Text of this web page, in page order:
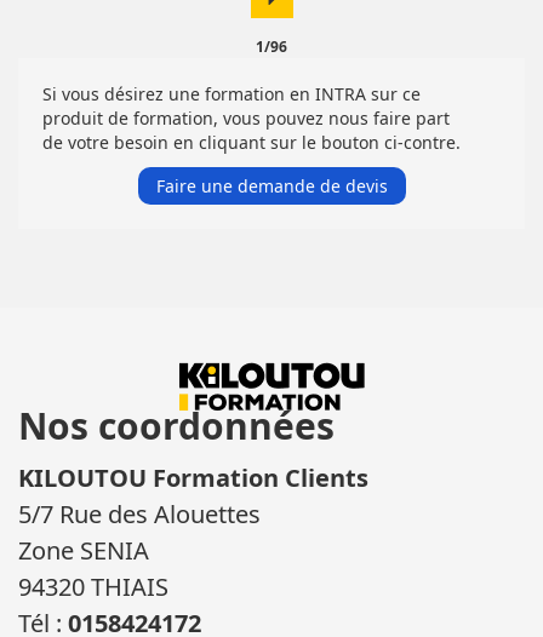
1/96
Si vous désirez une formation en INTRA sur ce
produit de formation, vous pouvez nous faire part
de votre besoin en cliquant sur le bouton ci-contre.
Faire une demande de devis
Nos coordonnées
KILOUTOU Formation Clients
5/7 Rue des Alouettes
Zone SENIA
94320 THIAIS
Tél : 0158424172